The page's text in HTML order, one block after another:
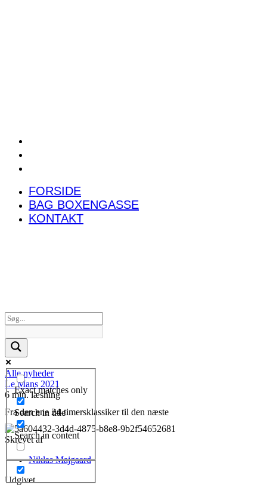
FORSIDE
BAG BOXENGASSE
KONTAKT
Exact matches only
Search in title
Search in content
Alle nyheder
Le Mans 2021
6 min. læsning
Fra den ene 24-timersklassiker til den næste
Skrevet af
Niklas Majgaard
Udgivet